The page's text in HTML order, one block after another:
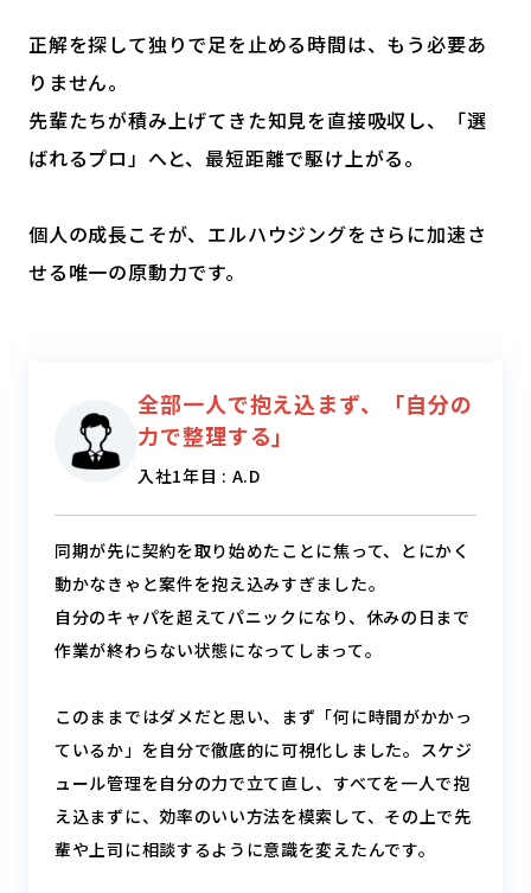
正解を探して独りで足を止める時間は、もう必要あ
りません。
先輩たちが積み上げてきた知見を直接吸収し、「選
ばれるプロ」へと、最短距離で駆け上がる。
個人の成長こそが、エルハウジングをさらに加速さ
せる唯一の原動力です。
全部一人で抱え込まず、
「自分の
力で整理する」
入社1年目 : A.D
同期が先に契約を取り始めたことに焦って、とにかく
動かなきゃと案件を抱え込みすぎました。
自分のキャパを超えてパニックになり、休みの日まで
作業が終わらない状態になってしまって。
このままではダメだと思い、まず「何に時間がかかっ
ているか」を自分で徹底的に可視化しました。スケジ
ュール管理を自分の力で立て直し、すべてを一人で抱
え込まずに、効率のいい方法を模索して、その上で先
輩や上司に相談するように意識を変えたんです。